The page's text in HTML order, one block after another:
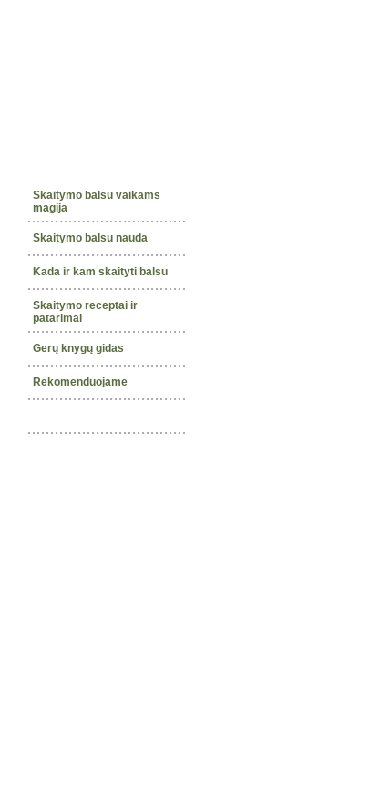
Skaitymo balsu vaikams
magija
Skaitymo balsu nauda
Kada ir kam skaityti balsu
Skaitymo receptai ir
patarimai
Gerų knygų gidas
Rekomenduojame